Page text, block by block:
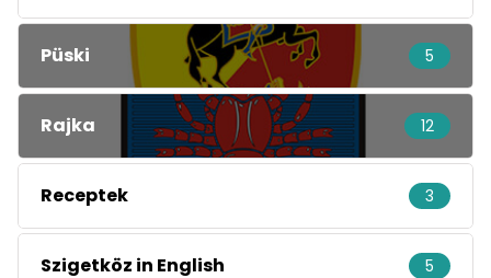
Püski 5
Rajka 12
Receptek 3
Szigetköz in English 5